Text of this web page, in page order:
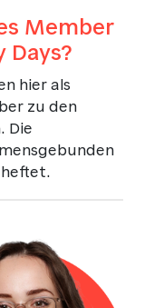
Member
Days?
hier als
zu den
Die